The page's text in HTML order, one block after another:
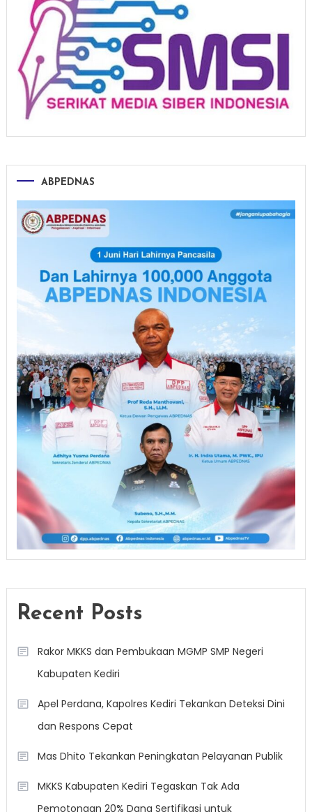
ABPEDNAS
Recent Posts
Rakor MKKS dan Pembukaan MGMP SMP Negeri
Kabupaten Kediri
Apel Perdana, Kapolres Kediri Tekankan Deteksi Dini
dan Respons Cepat
Mas Dhito Tekankan Peningkatan Pelayanan Publik
MKKS Kabupaten Kediri Tegaskan Tak Ada
Pemotongan 20% Dana Sertifikasi untuk